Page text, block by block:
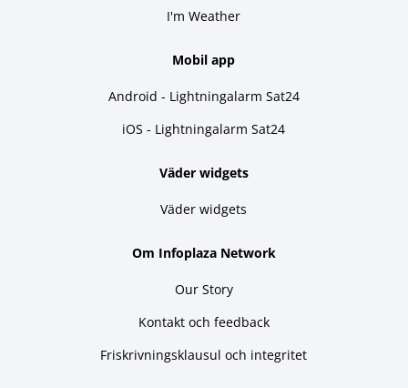
I'm Weather
Mobil app
Android - Lightningalarm Sat24
iOS - Lightningalarm Sat24
Väder widgets
Väder widgets
Om Infoplaza Network
Our Story
Kontakt och feedback
Friskrivningsklausul och integritet